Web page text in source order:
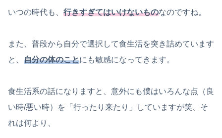
いつの時代も、 行きすぎてはいけないものなのですね。
また、普段から自分で選択して食生活を突き詰めています
と、 自分の体のことにも敏感になってきます。
食生活系の話になりますと、意外にも僕はいろんな点（良
い時/悪い時）を「行ったり来たり」していますが笑、そ
れは何より、